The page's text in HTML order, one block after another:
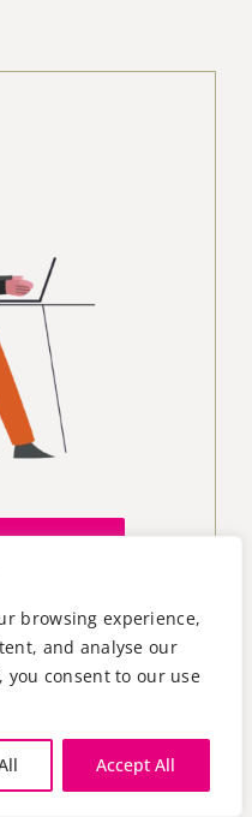
browsing experience,
and analyse our
consent to our use
Accept All